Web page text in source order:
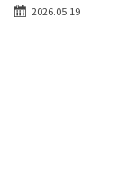
自動車保険2026.05.19